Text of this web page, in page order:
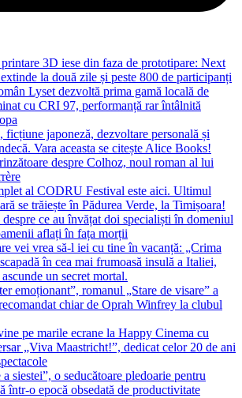
3D iese din faza de prototipare: Next
la două zile și peste 800 de participanți
Lyset dezvoltă prima gamă locală de
cu CRI 97, performanță rar întâlnită
japoneză, dezvoltare personală și
Vara aceasta se citește Alice Books!
despre Colhoz, noul roman al lui
al CODRU Festival este aici. Ultimul
se trăiește în Pădurea Verde, la Timișoara!
ce au învățat doi specialiști în domeniul
aflați în fața morții
vei vrea să-l iei cu tine în vacanță: „Crima
în cea mai frumoasă insulă a Italiei,
un secret mortal.
emoționant”, romanul „Stare de visare” a
chiar de Oprah Winfrey la clubul
pe marile ecrane la Happy Cinema cu
„Viva Maastricht!”, dedicat celor 20 de ani
siestei”, o seducătoare pledoarie pentru
într-o epocă obsedată de productivitate